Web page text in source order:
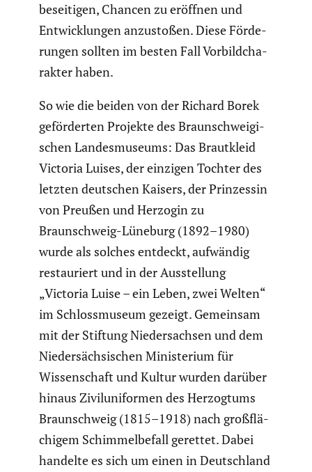
besei­tigen, Chancen zu eröffnen und
Entwick­lungen anzustoßen. Diese Förde­
rungen sollten im besten Fall Vorbild­cha­
rakter haben.
So wie die beiden von der Richard Borek
geför­derten Projekte des Braun­schwei­gi­
schen Landes­mu­seums: Das Braut­kleid
Victoria Luises, der einzigen Tochter des
letzten deutschen Kaisers, der Prinzessin
von Preußen und Herzogin zu
Braunschweig-Lüneburg (1892–1980)
wurde als solches entdeckt, aufwändig
restau­riert und in der Ausstel­lung
„Victoria Luise – ein Leben, zwei Welten“
im Schloss­mu­seum gezeigt. Gemeinsam
mit der Stiftung Nieder­sachsen und dem
Nieder­säch­si­schen Minis­te­rium für
Wissen­schaft und Kultur wurden darüber
hinaus Zivil­uni­formen des Herzog­tums
Braun­schweig (1815–1918) nach großflä­
chigem Schim­mel­be­fall gerettet. Dabei
handelte es sich um einen in Deutsch­land